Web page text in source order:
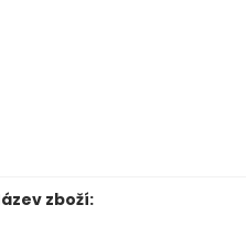
zboží: